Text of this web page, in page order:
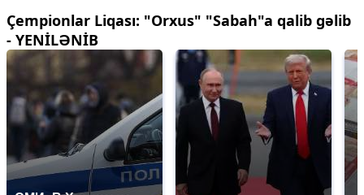
Çempionlar Liqası: "Orxus" "Sabah"a qalib gəlib
- YENİLƏNİB